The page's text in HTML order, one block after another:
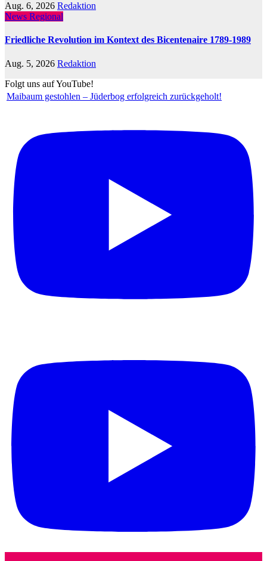
Aug. 6, 2026 Redaktion
News Regional
Friedliche Revolution im Kontext des Bicentenaire 1789-1989
Aug. 5, 2026 Redaktion
Folgt uns auf YouTube!
Maibaum gestohlen – Jüderbog erfolgreich zurückgeholt!